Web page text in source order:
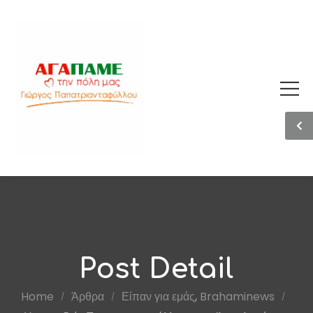
Post Detail
Home / Άρθρα / Είπαν για εμάς, Brahaminews /